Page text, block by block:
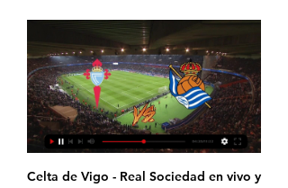
Celta de Vigo - Real Sociedad en vivo y en directo Celta de Vigo - Real Sociedad · 1 · Escudo del equipo 'Real Sociedad' Real Sociedad. 27 October, Sun 12:00 ...

Fundado el 14 de Junio de 1934, actualmente milita en la Primera "D" del Fútbol Argentino de AFA, su Sede Social se encuentra en Estanislao del Campo Nº 989, Ciudad de Haedo, perdio la final por un Ascenso ante General Mitre en el año 1965 y quedo Desafiliado en cuatro oportunidades (88/89 - 94/95 - …

Argentinos derrotó 2-1 a Colón en Santa Fe. Argentinos Juniors venció este sábado a Colón de Santa Fe por 2-1, como visitante, en el primer partido de la 16ª fecha del torneo Clausura de fútbol.. El Tres en vivo. Soleado y frío, como para hacer madurar las mandarinas.

San Isidro cometió algunos fallos en ofensiva (lanzó 4/13 en cancha, con 1/7 en triples y 1/4 en libres), y eso lo llevó a dejar la oportunidad de acercarse más en el tanteador. Así fue como Platense, moviendo el banco, lo cerró mejor: 16-10, exhibiendo todo su poderío defensivo para eclipsar a los sanfrancisqueños.

Ver EN VIVO y en DIRECTO ONLINE Osasuna vs. Real hace 3 días — Te contamos dónde ver en directo online el Osasuna vs. Real Sociedad de la Copa del Rey 2023-2024: canal de TV y streaming en vivo.

En Expansión.com le ofrecemos un listado completo de todos los españoles en régimen de autónomos dedicados al sector de 'FRUTERIAS Y VERDULERIAS'. En nuestro directorio encontrará de forma rápida y sencilla una gran cantidad de información relativa a …

Jornada 21: CELTA-REAL SOCIEDAD En vivo y en directo Sigue el partido de Jornada 21: CELTA-REAL SOCIEDAD minuto a minuto, en eitb.eus podéis seguir el partido de Jornada 21: CELTA-REAL SOCIEDAD en vivo y en ...

Nacionales Fiscalía ordena detención de jugador de River imputado por violencia en Paraguay 28 de agosto de 2019 La Fiscalía ordenó la detención del jugador uruguayo Nicolás de la Cruz, del club River Plate, quien fue procesado por una causa de …

Sitio web oficial del célebre brick de construcción con vínculos a productos, juegos, videos, la tienda LEGO®, la historia de LEGO, creaciones de los fans

Últimos lugares Guadalajara, Diplomado Urgencias 2019 (Inicio 30 Marzo) ️ Aval Universitario (UAEH) ️ 100 puntos por parte de la CONAMEGE ️ BLS / ACLS de la AHA ️ Ponentes nacionales e internacionales ️ Taller de ventilación,. Le avisaremos cuando ocurra algo en Pachuca de Soto.

Álvaro Blanco Damea consigue ganar en la ronda previa de calificación a costa de Álvaro Sáez-Royuela Ariza Octavio Volpi ganó a Ignacio Vinas en la ronda previa de calificación del torneo de Tabarka.

Toda la información del partido CD Badajoz vs Recreativo en vivo de Segunda División B (19 Abril 2020): Resumen, Estadísticas, Alineación y Resultados - Besoccer. Don't miss the most important football matches while navigating as usual through the pages of your choice. Activa el sidebar de Firefox.

Web oficial de la Real Sociedad S.A.D - Real Sociedad de Página de inicio de la Real Sociedad de Fútbol S.A.D..

Toda la información del partido Enköpings SK vs IFK Mora en vivo de Cuarta Suecia (02 Junio 2019): Resumen, Estadísticas, Alineación y Resultados - Besoccer. Don't miss the most important football matches while navigating as usual through the pages of your choice.

Remate fallado por Jona (UCAM Murcia) remate con la derecha desde el lado derecho del interior del área muy cerca del palo derecho pero se marchó ligeramente desviado. Asistencia de Sergio Mora con un centro al área. Remate fallado por Juanma (UCAM Murcia…

Es la cabecera de un grupo financiero de origen español. El Grupo BBV está presente en Cuba desde 1995, fecha en que el Banco Nacional de Cuba, le autorizó a establecer una Oficina de Representación en Cuba. Banco Sabadell S.A. El Banco Sabadell encabeza un Grupo financiero, formado también por Solbank, Banco Asturias y Sabadell MultiBanca.

Múltiples medios de comunicación, subte línea D estación "Juramento". Cerca est Belgrano "C "FFCC MITRE y estación Belgrano R. plaza Belgrano R a 4 cuadras y a dos cuadras de Plaza y Mercado "Juramento" y SUPERMERCADO COTO. DESCRIPCIÓN: PISO 5 ambientes con dependencia ,cochera Y BAULERA, en Vidal entre Av. Olazabal y Mendoza. MUY LUMINOSO

Este miércoles la CONCACAF realizó el sorteo de la Concachampions. El duelo más llamativo es uno de los clásicos centroamericanos, el Olimpia hondureño enfrentará a Alajuelense costarricenses, los hondureños abrirán la serie y los 'ticos' cerrarán en Costa Rica, pero no en casa por la sanción que tiene el Estadio Morera Soto.

Últimas noticias sobre los Rojinegros: su fútbol, opinión, equipo, partidos, refuerzos, calendario, jugadores. Todo acá y desde los principales medios.

rafael domingo briceÑo pinzon, rafael alfredo briceÑo sosa, bertha isela castro mejia, arely del rosario barbeito castillo, andrea aviles aguilar - juicio ejecutivo mercantil promovido por el primero por conducto de los cuatro siguientes como sus endosatarios en procuracion en contra de ruby alicia carballo canul.- expediente 01848/2017.- auto

Real Sociedad: partido en streaming y en TV | Horarios Real Sociedad: ¿dónde verlos jugar hoy? ¿Prime Video, DAZN o gratis? Encuentra streamings, emisiones en TV y todos los resultados en JustWatch.

Rapid Wien TSV Hartberg resultado partido en directo (y ver en vivo online video streaming en directo) comienza el 29.9.2019. a las 15:00 (Hora UTC) en Allianz Stadion, Vienna, Austria. Bundesliga, Austria.

Noticias, fichajes, crónicas... todo sobre el Arenas Club perteneciente al Grupo II de la segunda división b en LaSegundaB.es Fecha:. La asistente del UD Logroñés 0-0 Arenas no pudo comenzar el partido Grupo II La asistente del UD Logroñés 0-0 Arenas no pudo comenzar el partido

Toros de Tijuana vs Acereros de Monclova. Toros se enfrenta en este momento a Monclova en el sexto juego de la serie. Acereros lleva la ventaja de 3 juegos por 2. Comentarios. MÁS SOBRE FOTOGALEEIAS. El paso de AMLO por Tijuana. Por: Lizbeth Ruiz C./El Mexicano / Junio 09, 2019.

· Señal en vivo las 24 horas · Compartir transmisión via ChromeCast · Todas las noticias y la actualidad deportiva argentina y del mundo · Estadísticas, datos e información de las principales competencias y deportes · Seguí a tu equipo, deporte y programa favorito · Recibí alertas y notificaciones

Related post for Real Zaragoza X Elche En Vivo Na Tv. Barcelona X Osasuna En Vivo Na Globo. Ver Real Zaragoza Vs Elche En Vivo Futsal. Sevilla Vs Celta Vigo Amistoso 2019 En Vivo Youtube. Osasuna Vs Barcelona Basket En Vivo. Other source for Real Zaragoza X Elche En Vivo Na Tv.

Se enfrentan este sábado, Cádiz y Albacete,. en el que manchegos y andaluces se juegan el seguir arriba y no descolgarse de los puestos que dan acceso al ascenso directo, ni los playoff, ya que son varios los equipos que están al acecho.. Albacete Balompié.

En directo El Celta y Benítez toman aire. El Golazo · figuer.png. FIGUEROA VÁZQUEZ SE ENSAÑÓ UN PUNTO MUY DULCE PARA LA REAL SOCIEDAD. El Golazo · desas.png. LOS ...

Los Leones Negros se fueron adelante en el marcador con gol de Jonathan Quintero, de penalti, y uno más de Emmanuel Ayala con un tiro cruzado. Sobre el final del encuentro, Osvaldo Martínez descontó con un potente disparo desde afuera del área y casi logra el empate en un tiro libre. Finalizado | Atlas 1-2 Leones Negros, Copa MX

Sport Huancayo, Cantolao, Atlético y Deportivo Coopsol luchan por clasificar a la final de la Copa Bicentenario. De los cuatro semifinalistas dos son de primera división o Liga 1 Movistar y dos de segunda o Liga 2. Esta semana se juega los partidos de vuelta de las semifinales de la Copa

Vea nuestro inventario de KOMATSU Maquinaria Para La Construcción Para La Venta nuevos y usados cerca de usted en MarketBook.cl. Los modelos incluyen D65, PC210, PC360, PC200, D61, PC138, WA320, WA380, PC290, y D39. Página 1 de 251.

El tradicional torneo busca a un representante chileno para la Copa Libertadores y Copa Sudamericana 2016. Mientras seguimos con la euforia tras ganar la Copa América, el fútbol nacional dará inicio a una nueva temporada este miércoles con el inicio de la Copa Chile MTS 2015. El duelo de Cobresal frente a Deportes La Serena, […]

Palestino vs Universidad de Chile en vivo desde las 15:00 horas, puedes ver por medio de CDF Premium. Palestino recibe a Universidad de Chile en vivo gratis. Morning a juveniles, tal como lo exigen las reglas de la ANFP, producto de esto, el duelo de ida fue a favor de Santiago Morning por tres a cero,.

REPERCUSIONES DEL ENCUENTRO ENTRE JUSTO JOSÉ DE URQUIZA 1 – LEANDRO NICÉFORO ALEM 1. (Mejor Programa Deportivo Partidario) Premio Radio Capilla 2010. LAFERRERE FESTEJA DESDE LA PUNTA - *LAFERRERE 1 – LUJAN 0.

Celta de Vigo - Real sociedad pronóstico, previa, cuotas y hace 19 horas — Celta de Vigo - Real sociedad. Partido entre dos equipos que vienen haciendo Socios: • Ruleta gratis • Slots online gratis • Casinos en línea ...

mo como subsidio directo para pagar a los productores de azucar levanta levanta-ra. Hollis Bankhead y de Tallulah James Brockman. Se graduo de Ba Bachiller. tol Club y el sefior Zequeira no re re-presenta presenta re-presenta a ninguna organizacion.

Ayuda: Resultados de béisbol en directo en MisMarcadores.com: Cuba. Livescore de béisbol: Cuba y más de 30 ligas y copas de béisbol. Actualizaciones muy rápidas de los marcadores (EN DIRECTO), resultados de las entradas, resultados finales, estadísticas de los partidos, clasificaciones de las ligas y …

️ Celta Vigo vs Real Sociedad - en vivo ver partido online El resultado más común de encuentros entre RC Celta de Vigo y Real Sociedad es 1 - 1. 10 encuentros han terminado con este resultado. En los últimos 29 ...

El total de importaciones para la economía de Puerto Rico fue de $45 billones en el año 2013. La tasa de crecimiento promedio de los últimos cinco años de las importaciones fue de 0.3%. Algunos productos de importación: químicos, maquinaria y equipo, ropa, alimentos, p